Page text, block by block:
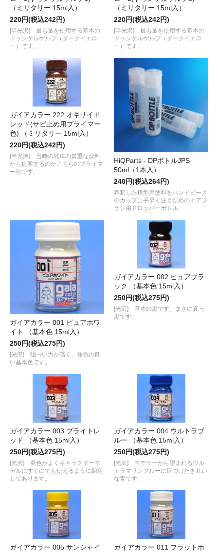
（ミリタリー 15ml入）
220円(税込242円)
[半光沢] 最も量を使用する基本の
ドゥンケルゲルプ（ダークイエロ
ー）です。
（ミリタリー 15ml入）
220円(税込242円)
[半光沢] 最も量を使用する基本の
ドゥンケルゲルプ（ダークイエロ
ー）です。
ガイアカラー 222 オキサイド
レッド(サビ止め用プライマー
色) （ミリタリー 15ml入）
220円(税込242円)
[半光沢] 当時の戦車の貴重な資料
から提案するのがこちらのプライマ
ー色です。
HiQParts - DPボトルJPS
50ml（1本入）
240円(税込264円)
希釈した模型用塗料をハンドピース
のカップに手早く注ぐためのエアブ
ラシ用ドロッパーボトル。
ガイアカラー 001 ピュアホワ
イト （基本色 15ml入）
250円(税込275円)
[光沢] 隠ぺい力が高く、発色の良
い基本色です。
ガイアカラー 002 ピュアブラ
ック （基本色 15ml入）
250円(税込275円)
[光沢] 基本の黒です。まさに真っ
黒です。
ガイアカラー 003 ブライトレ
ッド （基本色 15ml入）
250円(税込275円)
[光沢] 発色がよくキャラクターモ
デルにすぐにでも使えるように調色
してあります。
ガイアカラー 004 ウルトラブ
ルー （基本色 15ml入）
250円(税込275円)
[光沢] モデラーから望まれるウル
トラマリンブルーに近づけたきれい
な青です。
ガイアカラー 005 サンシャイ
ガイアカラー 011 フラットホ